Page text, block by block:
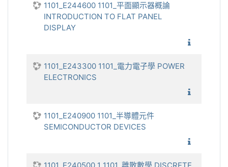
1101_E244600 1101_平面顯示器概論
INTRODUCTION TO FLAT PANEL
DISPLAY
1101_E243300 1101_電力電子學 POWER
ELECTRONICS
1101_E240900 1101_半導體元件
SEMICONDUCTOR DEVICES